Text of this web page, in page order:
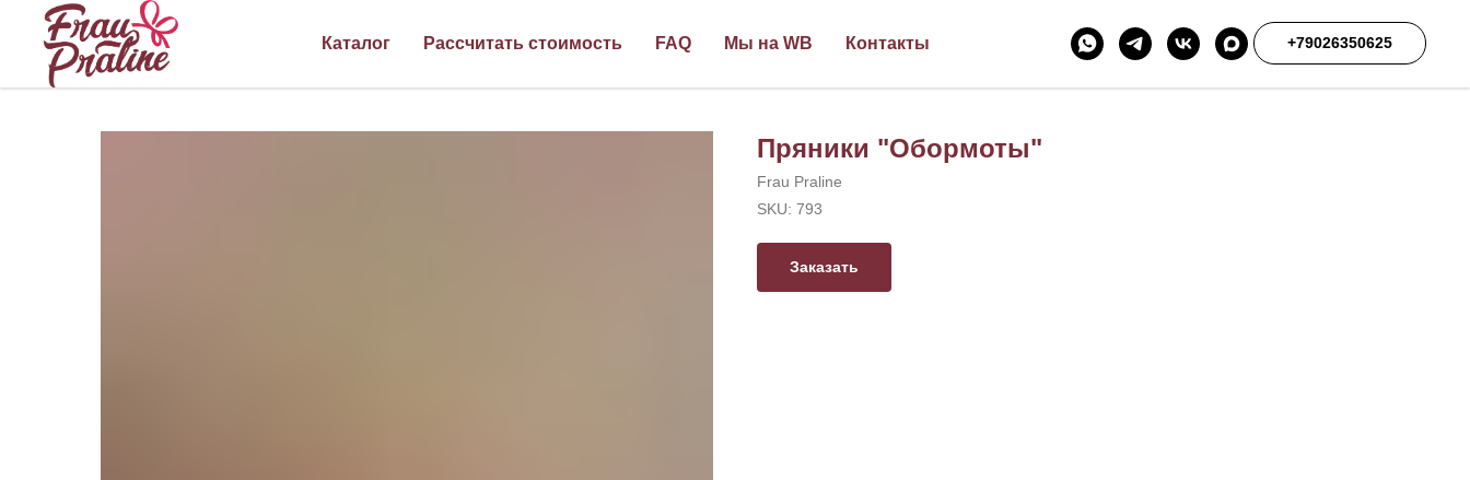
Каталог Рассчитать стоимость FAQ Мы на WB Контакты +79026350625
Пряники "Обормоты"
Frau Praline
SKU: 793
Заказать